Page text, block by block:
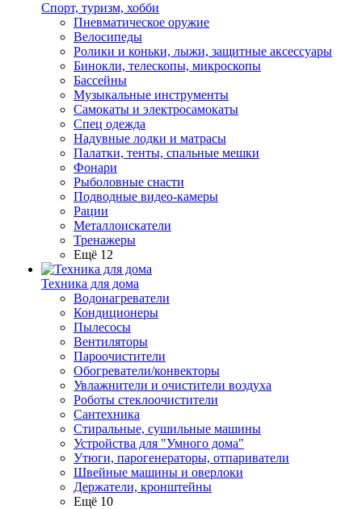
Спорт, туризм, хобби
Пневматическое оружие
Велосипеды
Ролики и коньки, лыжи, защитные аксессуары
Бинокли, телескопы, микроскопы
Бассейны
Музыкальные инструменты
Самокаты и электросамокаты
Спец одежда
Надувные лодки и матрасы
Палатки, тенты, спальные мешки
Фонари
Рыболовные снасти
Подводные видео-камеры
Рации
Металлоискатели
Тренажеры
Ещё 12
Техника для дома
Водонагреватели
Кондиционеры
Пылесосы
Вентиляторы
Пароочистители
Обогреватели/конвекторы
Увлажнители и очистители воздуха
Роботы стеклоочистители
Сантехника
Стиральные, сушильные машины
Устройства для "Умного дома"
Утюги, парогенераторы, отпариватели
Швейные машины и оверлоки
Держатели, кронштейны
Ещё 10